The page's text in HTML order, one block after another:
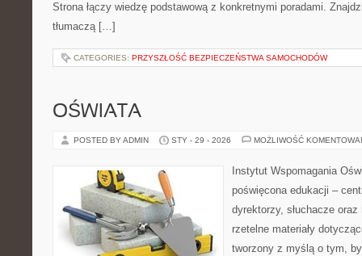
Strona łączy wiedzę podstawową z konkretnymi poradami.
tłumaczą […]
CATEGORIES: PRZYSZŁOŚĆ BEZPIECZEŃSTWA SAMOCHODÓW
OŚWIATA
POSTED BY ADMIN STY - 29 - 2026 MOŻLIWOŚĆ
Instytut Wspomagania
poświęcona edukacji –
dyrektorzy, słuchacze
rzetelne materiały
tworzony z myślą o tym,